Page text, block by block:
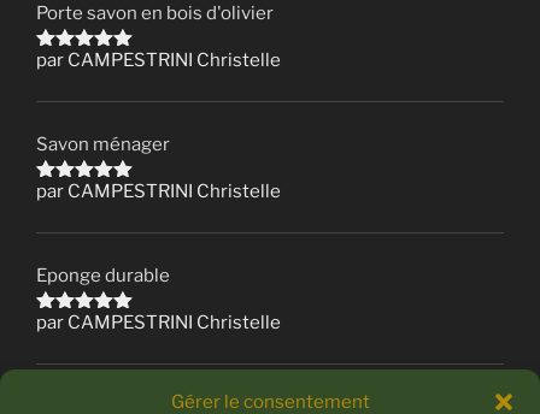
Gérer le consentement
Porte savon en bois d'olivier
Note5
par CAMPESTRINI Christelle
Savon ménager
Note5
par CAMPESTRINI Christelle
Eponge durable
Note5
par CAMPESTRINI Christelle
Coffret 4 savons du casoun